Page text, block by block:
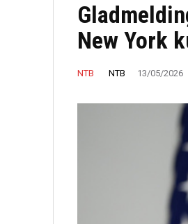
New York
NTB NTB 13/05/2026